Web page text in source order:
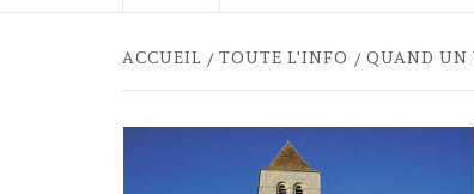
ACCUEIL TOUTE L'INFO QUAND UN